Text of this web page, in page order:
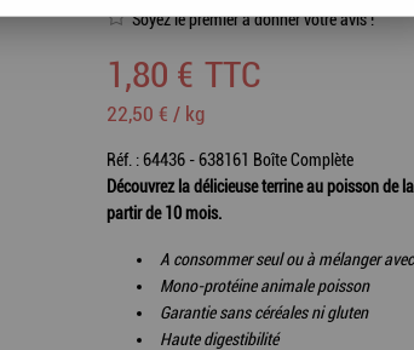
Soyez le premier à donner votre avis !
1 ,80 € TTC
22,50 € / kg
Réf. :64436 - 638161 Boîte Complète
Découvrez la délicieuse terrine au poisson
partir de 10 mois.
A consommer seul ou à mélanger
Mono-protéine animale poisson
Garantie sans céréales ni gluten
Haute digestibilité